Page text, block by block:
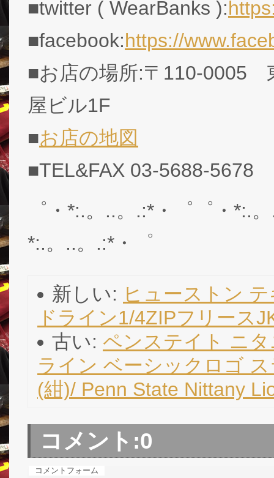
■twitter ( WearBanks ):
■facebook:https://
■お店の場所:〒110-0005
屋ビル1F
■お店の地図
■TEL&FAX 03-5688-5678
゜・*:.。..。.:*・゜゜・*:.
*:.。..。.:*・゜
新しい: ヒューストン
ドライン1/4ZIPフリース
古い: ペンステイト ニ
ライン ベーシックロゴ
(紺)/ Penn State Nittany
コメント:0
コメントフォーム